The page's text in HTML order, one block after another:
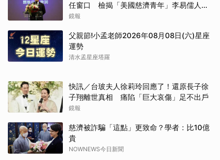
任窗口 檢揭「美國慈濟青年」李易儒人脈
網絡
鏡報
父親節!小孟老師2026年08月08日(六)星座
運勢
清水孟星座塔羅
快訊／台玻夫人徐莉玲回應了！還原長子徐
子翔離世真相 痛陷「巨大哀傷」足不出戶
鏡報
慈濟被詐騙「這點」更致命？學者：比10億
貴
NOWNEWS今日新聞